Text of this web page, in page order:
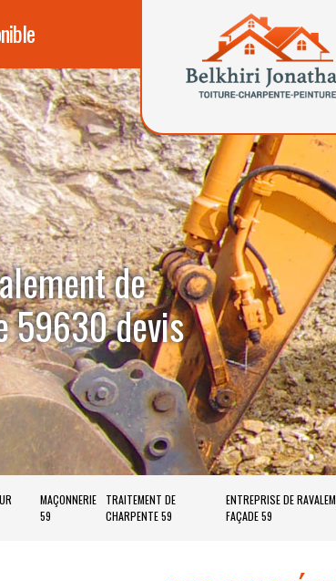
de
59630 devis
MAÇONNERIE
59
TRAITEMENT DE
CHARPENTE 59
ENTREPRISE DE
FAÇADE 59